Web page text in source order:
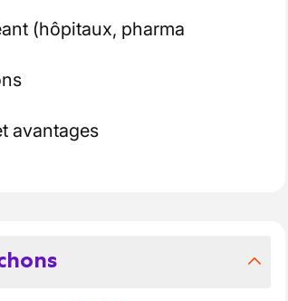
(hôpitaux, pharma
avantages